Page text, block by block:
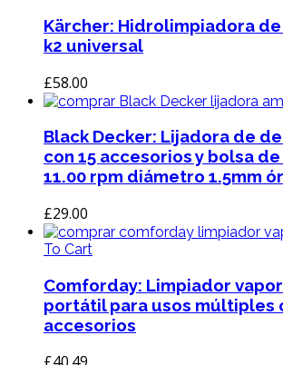
Kärcher: Hidrolimpiadora
k2 universal
£58.00
Black Decker: Lijadora de
con 15 accesorios y bolsa
11.00 rpm diámetro 1.5mm
£29.00
To Cart
Comforday: Limpiador
portátil para usos múltiples
accesorios